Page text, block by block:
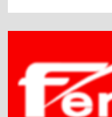
CarlosArroces,
unidades
en
la
Comunidad
de